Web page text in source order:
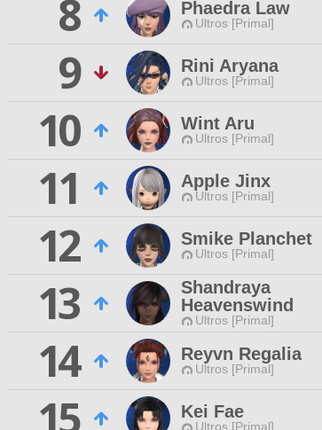
8
Phaedra Law
Ultros [Primal]
9
Rini Aryana
Ultros [Primal]
10
Wint Aru
Ultros [Primal]
11
Apple Jinx
Ultros [Primal]
12
Smike Planchet
Ultros [Primal]
13
Shandraya
Heavenswind
Ultros [Primal]
14
Reyvn Regalia
Ultros [Primal]
15
Kei Fae
Ultros [Primal]